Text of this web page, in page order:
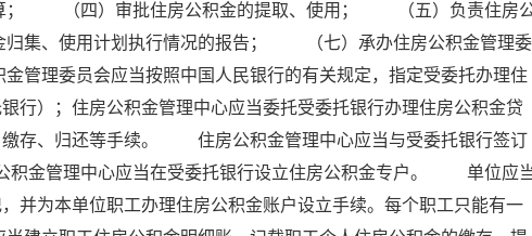
； （四）审批住房公积金的提取、使用； （五）负责住房
集、使用计划执行情况的报告； （七）承办住房公积金管理委
理委员会应当按照中国人民银行的有关规定，指定受委托办理住
行）；住房公积金管理中心应当委托受委托银行办理住房公积金贷
缴存、归还等手续。 住房公积金管理中心应当与受委托银行签订
管理中心应当在受委托银行设立住房公积金专户。 单位应
并为本单位职工办理住房公积金账户设立手续。每个职工只能有一